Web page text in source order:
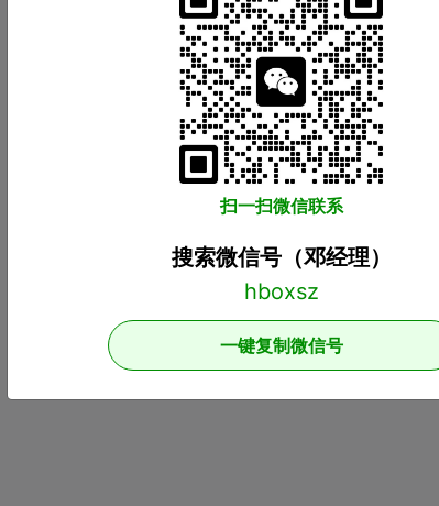
扫一扫微信联系
搜索微信号（邓经理）
一键复制微信号